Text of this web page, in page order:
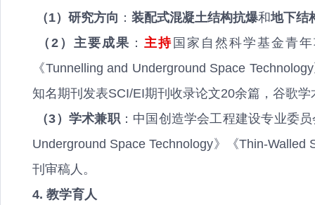
（1）研究方向 ： 装配式混凝土结构抗爆和地下结
（2）主要成果 ：主持 国家自然科学基金青
《Tunnelling and Underground Space
知名期刊发表SCI/EI期刊收录论文20余篇，谷歌
（3）学术兼职：中国创造学会工程建设专业委
Underground Space Technology》《Thin-
刊审稿人。
4. 教学育人